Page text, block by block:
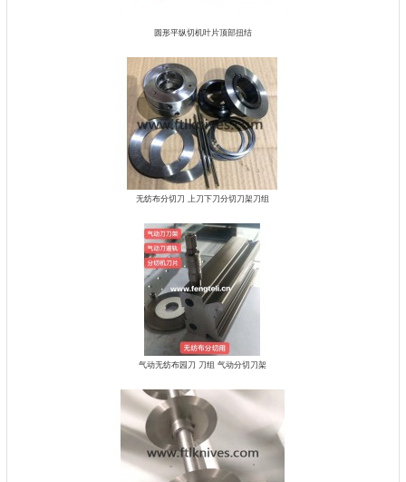
圆形平纵切机叶片顶部扭结
无纺布分切刀 上刀下刀分切刀架刀组
气动无纺布园刀 刀组 气动分切刀架